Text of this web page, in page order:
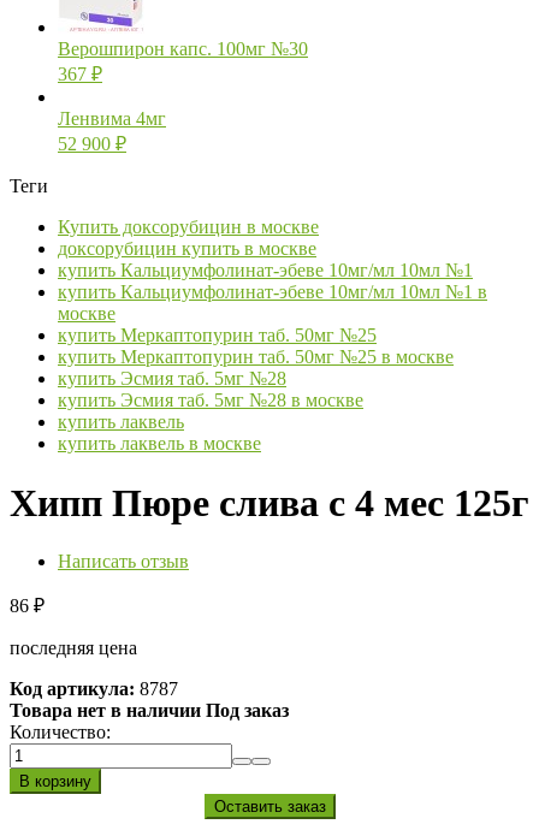
Верошпирон капс. 100мг №30
367 ₽
Ленвима 4мг
52 900 ₽
Теги
Купить доксорубицин в москве
доксорубицин купить в москве
купить Кальциумфолинат-эбеве 10мг/мл 10мл №1
купить Кальциумфолинат-эбеве 10мг/мл 10мл №1 в
москве
купить Меркаптопурин таб. 50мг №25
купить Меркаптопурин таб. 50мг №25 в москве
купить Эсмия таб. 5мг №28
купить Эсмия таб. 5мг №28 в москве
купить лаквель
купить лаквель в москве
Хипп Пюре слива с 4 мес 125г
Написать отзыв
86 ₽
последняя цена
Код артикула: 8787
Товара нет в наличии Под заказ
Количество: